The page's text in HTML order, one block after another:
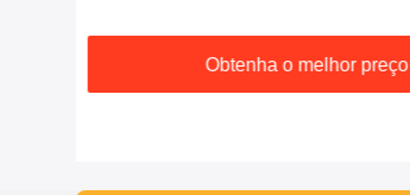
Obtenha o melhor preço